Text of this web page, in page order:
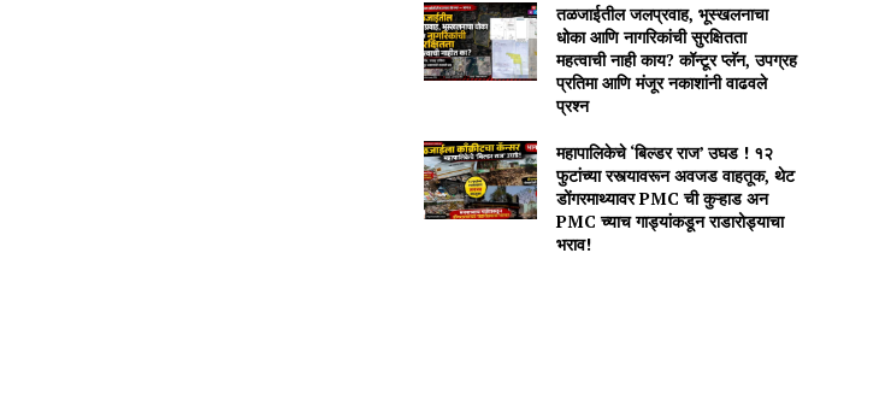
तळजाईतील जलप्रवाह, भूस्खलनाचा
धोका आणि नागरिकांची सुरक्षितता
महत्वाची नाही काय? कॉन्टूर प्लॅन, उपग्रह
प्रतिमा आणि मंजूर नकाशांनी वाढवले
प्रश्न
महापालिकेचे ‘बिल्डर राज’ उघड ! १२
फुटांच्या रस्त्यावरून अवजड वाहतूक, थेट
डोंगरमाथ्यावर PMC ची कुऱ्हाड अन
PMC च्याच गाड्यांकडून राडारोड्याचा
भराव!